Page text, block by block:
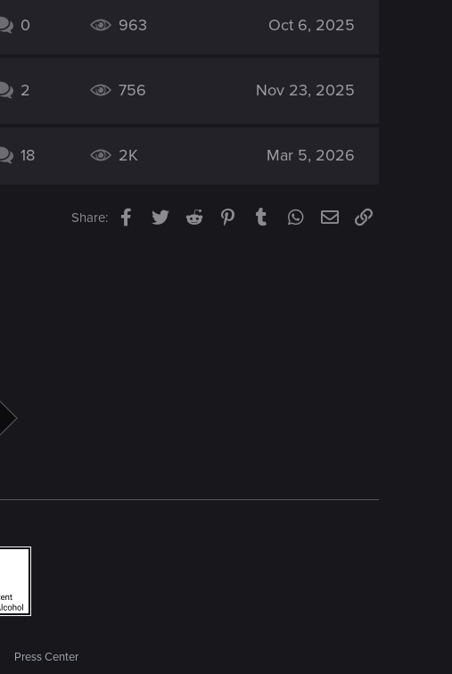
0 963 Oct 6, 2025
2 756 Nov 23, 2025
18 2K Mar 5, 2026
Share: Facebook
TwitterReddit PinterestTumblrWhatsApp
EmailLink
Press Center